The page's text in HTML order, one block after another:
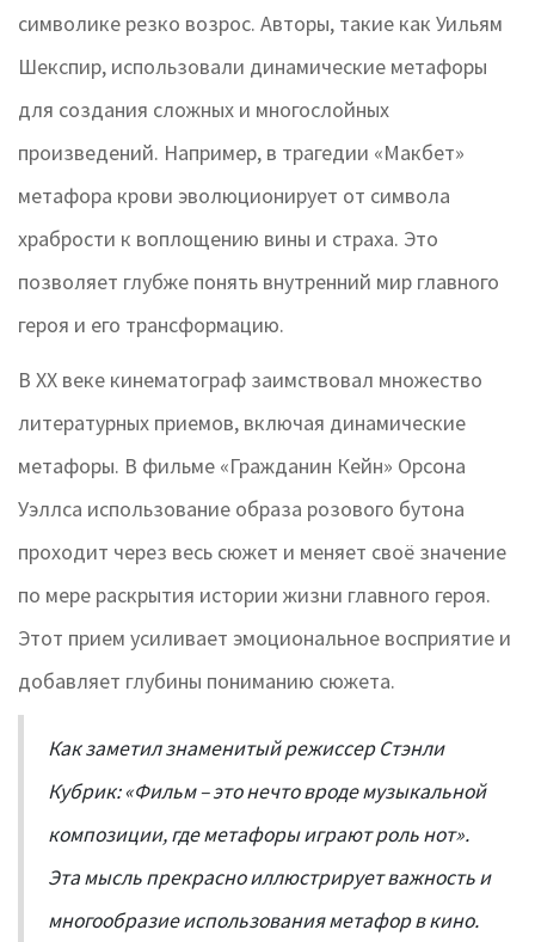
символике резко возрос. Авторы, такие как Уильям
Шекспир, использовали динамические метафоры
для создания сложных и многослойных
произведений. Например, в трагедии «Макбет»
метафора крови эволюционирует от символа
храбрости к воплощению вины и страха. Это
позволяет глубже понять внутренний мир главного
героя и его трансформацию.
В ХХ веке кинематограф заимствовал множество
литературных приемов, включая динамические
метафоры. В фильме «Гражданин Кейн» Орсона
Уэллса использование образа розового бутона
проходит через весь сюжет и меняет своё значение
по мере раскрытия истории жизни главного героя.
Этот прием усиливает эмоциональное восприятие и
добавляет глубины пониманию сюжета.
Как заметил знаменитый режиссер Стэнли
Кубрик: «Фильм – это нечто вроде музыкальной
композиции, где метафоры играют роль нот».
Эта мысль прекрасно иллюстрирует важность и
многообразие использования метафор в кино.